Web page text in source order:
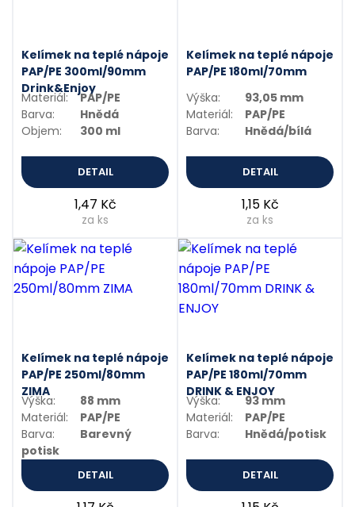
Kelímek na teplé nápoje
PAP/PE 300ml/90mm
Drink&Enjoy
Materiál:
PAP/PE
Barva:
Hnědá
Objem:
300 ml
DETAIL
1,47 Kč
za ks
Kelímek na teplé nápoje
PAP/PE 180ml/70mm
Výška:
93,05 mm
Materiál:
PAP/PE
Barva:
Hnědá/bílá
DETAIL
1,15 Kč
za ks
Kelímek na teplé nápoje
PAP/PE 250ml/80mm
ZIMA
Výška:
88 mm
Materiál:
PAP/PE
Barva:
Barevný
potisk
DETAIL
Kelímek na teplé nápoje
PAP/PE 180ml/70mm
DRINK & ENJOY
Výška:
93 mm
Materiál:
PAP/PE
Barva:
Hnědá/potisk
DETAIL